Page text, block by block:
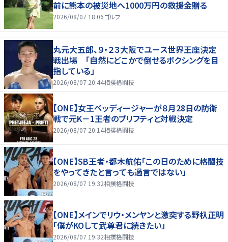
前に熊本の被災地へ1000万円の救援金贈る
2026/08/07 18:06ゴルフ
丸元大五郎、９・２３大阪でユース世界王座決定
戦出場 「自然にどこかで倒せるボクシングを目
指している」
2026/08/07 20:44相撲格闘技
【ONE】女王ペッディージャーが８月28日の防衛
戦で元K－1王者のプリフティと対戦決定
2026/08/07 20:14相撲格闘技
【ONE】SB王者・都木航佑「この日のために格闘技
をやってきたと言っても過言ではない」
2026/08/07 19:32相撲格闘技
【ONE】メインでリウ・メンヤンと激突する野杁正明
「僕がKOして武尊君に続きたい」
2026/08/07 19:32相撲格闘技